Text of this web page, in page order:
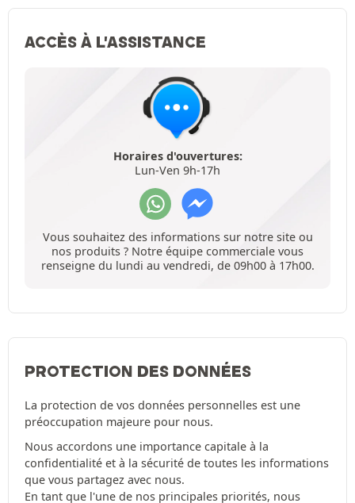
ACCÈS À L'ASSISTANCE
Horaires d'ouvertures:
Lun-Ven 9h-17h
Vous souhaitez des informations sur notre site ou
nos produits ? Notre équipe commerciale vous
renseigne du lundi au vendredi, de 09h00 à 17h00.
PROTECTION DES DONNÉES
La protection de vos données personnelles est une
préoccupation majeure pour nous.
Nous accordons une importance capitale à la
confidentialité et à la sécurité de toutes les informations
que vous partagez avec nous.
En tant que l'une de nos principales priorités, nous